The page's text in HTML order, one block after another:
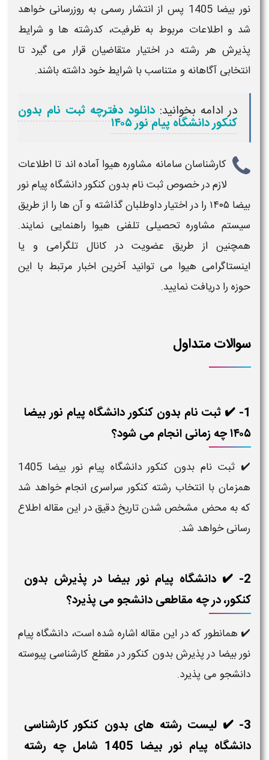
نور بیضا 1405
پس از انتشار رسمی به‌ روزرسانی خواهد
شد و اطلاعات مربوط به ظرفیت، کدرشته‌ ها و شرایط
پذیرش هر رشته در اختیار متقاضیان قرار می‌ گیرد تا
انتخابی آگاهانه و متناسب با شرایط خود داشته باشند.
در ادامه بخوانید: دانلود دفترچه ثبت نام بدون
کنکور دانشگاه پیام نور ۱۴۰۵
کارشناسان سامانه مشاوره هیوا آماده اند تا اطلاعات
لازم در خصوص ثبت نام بدون کنکور دانشگاه پیام نور
بیضا ۱۴۰۵
را در اختیار داوطلبان گذاشته و آن ها را از طریق
سیستم مشاوره تحصیلی تلفنی هیوا راهنمایی نمایند.
همچنین از طریق عضویت در کانال تلگرامی و یا
اینستاگرامی هیوا می توانید آخرین اخبار مرتبط با این
حوزه را دریافت نمایید.
سوالات متداول
1- ✔️ ثبت نام بدون کنکور دانشگاه پیام نور بیضا
۱۴۰۵ چه زمانی انجام می شود؟
✔️ ثبت نام بدون کنکور دانشگاه پیام نور بیضا 1405
همزمان با انتخاب رشته کنکور سراسری انجام خواهد شد
که به محض مشخص شدن تاریخ دقیق در این مقاله اطلاع
رسانی خواهد شد.
2- ✔️ دانشگاه پیام نور بیضا در پذیرش بدون
کنکور، در چه مقاطعی دانشجو می‌ پذیرد؟
✔️ همانطور که در این مقاله اشاره شده است، دانشگاه پیام
نور بیضا در پذیرش بدون کنکور در مقطع کارشناسی پیوسته
دانشجو می پذیرد.
3- ✔️ لیست رشته های بدون کنکور کارشناسی
دانشگاه پیام نور بیضا 1405 شامل چه رشته‌